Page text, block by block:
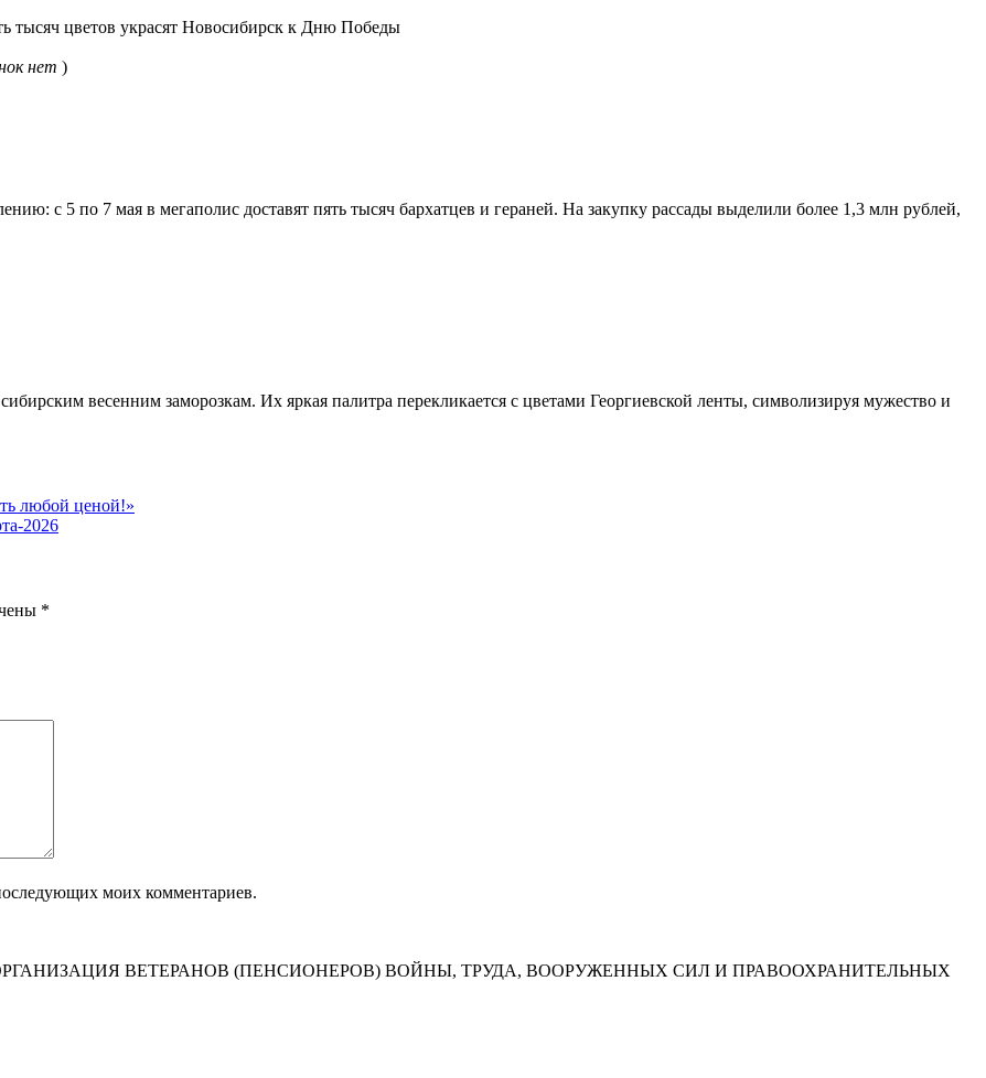
тысяч цветов украсят Новосибирск к Дню Победы
нет )
с 5 по 7 мая в мегаполис доставят пять тысяч бархатцев и гераней. На закупку рассады выделили более 1,3 млн рублей,
весенним заморозкам. Их яркая палитра перекликается с цветами Георгиевской ленты, символизируя мужество и
любой ценой!»
2026
*
моих комментариев.
ВЕТЕРАНОВ (ПЕНСИОНЕРОВ) ВОЙНЫ, ТРУДА, ВООРУЖЕННЫХ СИЛ И ПРАВООХРАНИТЕЛЬНЫХ